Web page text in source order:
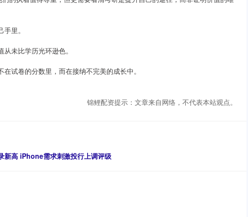
里。
未比学历光环逊色。
试卷的分数里，而在接纳不完美的成长中。
锦鲤配资提示：文章来自网络，不代表本站观点。
新高 iPhone需求刺激投行上调评级